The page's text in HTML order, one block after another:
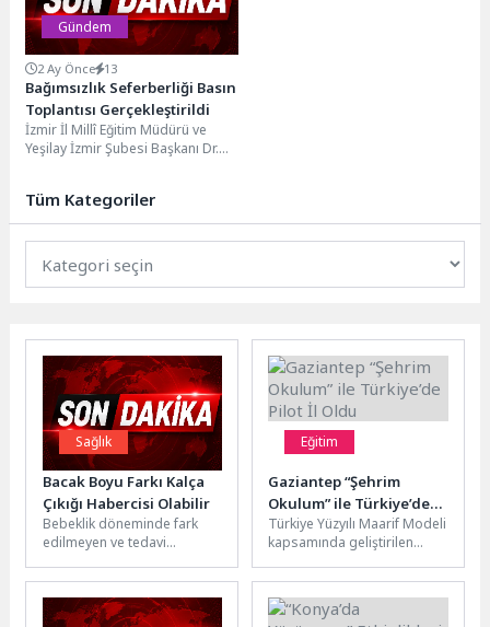
Gündem
2 Ay Önce 13
Bağımsızlık Seferberliği Basın
Toplantısı Gerçekleştirildi
İzmir İl Millî Eğitim Müdürü ve
Yeşilay İzmir Şubesi Başkanı Dr.
Tüm Kategoriler
Sağlık
Bacak Boyu Farkı Kalça
Çıkığı Habercisi Olabilir
Bebeklik döneminde fark
edilmeyen ve tedavi
rahatsızlıkları, ilerleyen
yaşlarda yürüme
bozukluklarından kalça...
Eğitim
Gaziantep “Şehrim
Okulum” ile Türkiye’de
Pilot İl Oldu
Türkiye Yüzyılı Maarif Modeli
kapsamında geliştirilen
Gaziantep pilot il seçildi.
Gaziantep...